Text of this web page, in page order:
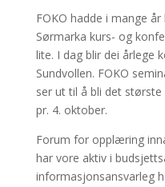
FOKO hadde i mange
Sørmarka kurs- og
lite. I dag blir dei årlege
Sundvollen. FOKO
ser ut til å bli det
pr. 4. oktober.
Forum for opplæring
har vore aktiv i
informasjonsansvarleg